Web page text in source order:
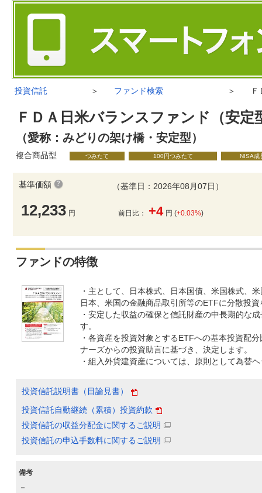
投資信託 ＞ ファンド検索 ＞
ＦＤＡ日米バランスファンド（安定
（愛称：みどりの架け橋・安定型）
複合商品型 つみたて 100円つみたて NISA成
基準価額
12,233 円
（基準日：2026年08月07日）
前日比： +4 円 (+0.03%)
ファンドの特徴
・主として、日本株式、日本国債、米国株式、
日本、米国の金融商品取引所等のETFに分散投
・安定した収益の確保と信託財産の中長期的な
す。
・各資産を投資対象とするETFへの基本投資配
ナーズからの投資助言に基づき、決定します。
・組入外貨建資産については、原則として為替
投資信託説明書（目論見書）
投資信託自動継続（累積）投資約款
投資信託の収益分配金に関するご説明
投資信託の申込手数料に関するご説明
備考
－